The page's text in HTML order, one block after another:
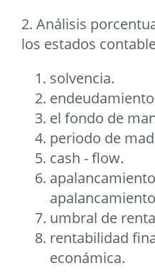
2. Análisis
los estados
solvencia.
el fondo de
periodo de
cash - flow.
umbral de
rentabilidad
econámica.